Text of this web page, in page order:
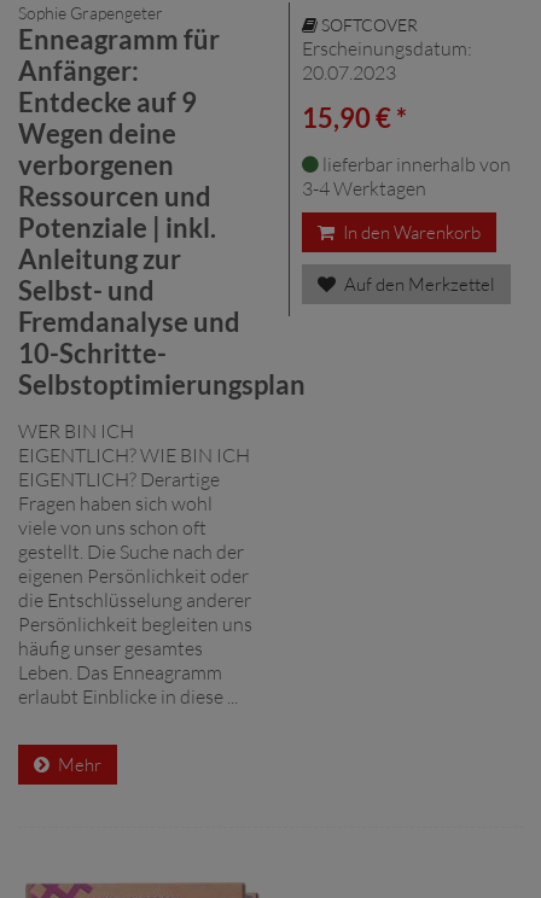
Sophie Grapengeter
Enneagramm für
Anfänger:
Entdecke auf 9
Wegen deine
verborgenen
Ressourcen und
Potenziale | inkl.
Anleitung zur
Selbst- und
Fremdanalyse und
10-Schritte-
Selbstoptimierungsplan
WER BIN ICH
EIGENTLICH? WIE BIN ICH
EIGENTLICH? Derartige
Fragen haben sich wohl
viele von uns schon oft
gestellt. Die Suche nach der
eigenen Persönlichkeit oder
die Entschlüsselung anderer
Persönlichkeit begleiten uns
häufig unser gesamtes
Leben. Das Enneagramm
erlaubt Einblicke in diese ...
Mehr
SOFTCOVER
Erscheinungsdatum:
20.07.2023
15,90 € *
lieferbar innerhalb von
3-4 Werktagen
In den Warenkorb
Auf den Merkzettel